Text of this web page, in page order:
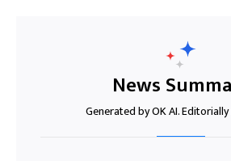
News
Generated by OK AI.